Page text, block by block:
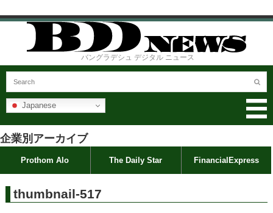
バングラデシュ デジタル ニュース
Japanese
企業別アーカイブ
Prothom Alo The Daily Star FinancialExpress
thumbnail-517